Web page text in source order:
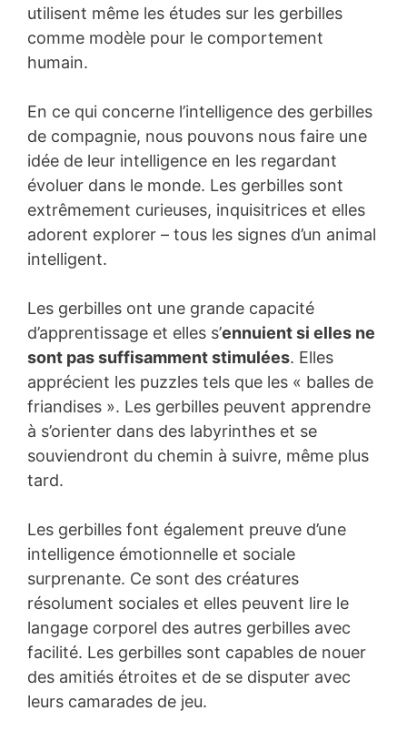
utilisent même les études sur les gerbilles
comme modèle pour le comportement
humain.
En ce qui concerne l’intelligence des gerbilles
de compagnie, nous pouvons nous faire une
idée de leur intelligence en les regardant
évoluer dans le monde. Les gerbilles sont
extrêmement curieuses, inquisitrices et elles
adorent explorer – tous les signes d’un animal
intelligent.
Les gerbilles ont une grande capacité
d’apprentissage et elles s’ennuient si elles ne
sont pas suffisamment stimulées. Elles
apprécient les puzzles tels que les « balles de
friandises ». Les gerbilles peuvent apprendre
à s’orienter dans des labyrinthes et se
souviendront du chemin à suivre, même plus
tard.
Les gerbilles font également preuve d’une
intelligence émotionnelle et sociale
surprenante. Ce sont des créatures
résolument sociales et elles peuvent lire le
langage corporel des autres gerbilles avec
facilité. Les gerbilles sont capables de nouer
des amitiés étroites et de se disputer avec
leurs camarades de jeu.